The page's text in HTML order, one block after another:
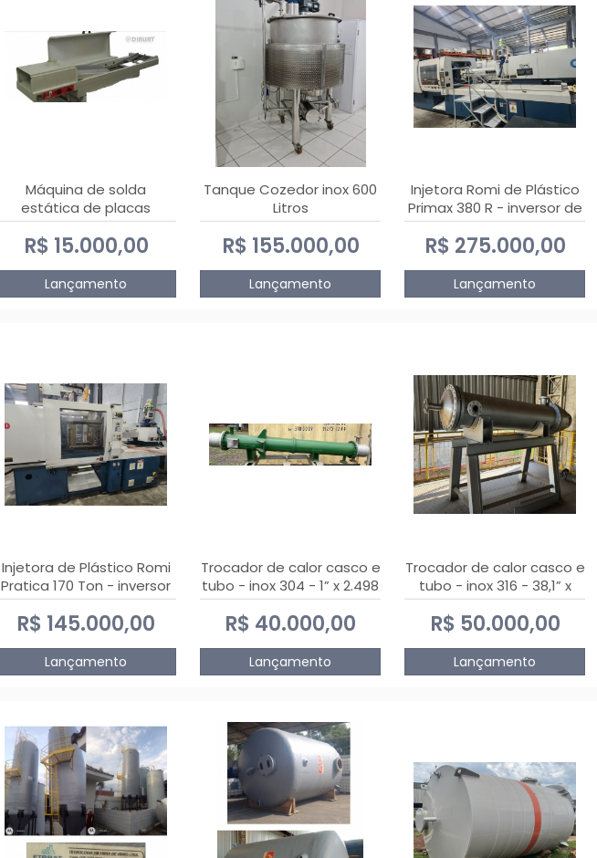
Máquina de solda
estática de placas
eletrônicas PTH DIALSAT
R$ 15.000,00
Lançamento
Tanque Cozedor inox 600
Litros
R$ 155.000,00
Lançamento
Injetora Romi de Plástico
Primax 380 R - inversor de
frequência NR 12 - 2008
R$ 275.000,00
Lançamento
Injetora de Plástico Romi
Pratica 170 Ton - inversor
de frequência NR 12
R$ 145.000,00
Lançamento
Trocador de calor casco e
tubo - inox 304 - 1” x 2.498
mm
R$ 40.000,00
Lançamento
Trocador de calor casco e
tubo - inox 316 - 38,1” x
2.030 mm
R$ 50.000,00
Lançamento